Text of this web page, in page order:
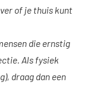
of je thuis kunt
die ernstig
Als fysiek
draag dan een